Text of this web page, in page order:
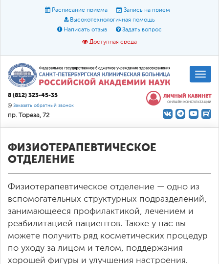
Расписание приема
Запись на прием
Высокотехнологичная помощь
Написать отзыв
Задать вопрос
Доступная среда
Размер шрифта: A A A
Цвет:
О доступной среде
8 (812) 323-45-35
Заказать обратный звонок
пр. Тореза, 72
ЛИЧНЫЙ КАБИНЕТ
ОНЛАЙН КОНСУЛЬТАЦИИ
ФИЗИОТЕРАПЕВТИЧЕСКОЕ
ОТДЕЛЕНИЕ
Физиотерапевтическое отделение — одно из
вспомогательных структурных подразделений,
занимающееся профилактикой, лечением и
реабилитацией пациентов. Также у нас вы
можете получить ряд косметических процедур
по уходу за лицом и телом, поддержания
хорошей фигуры и улучшения настроения.